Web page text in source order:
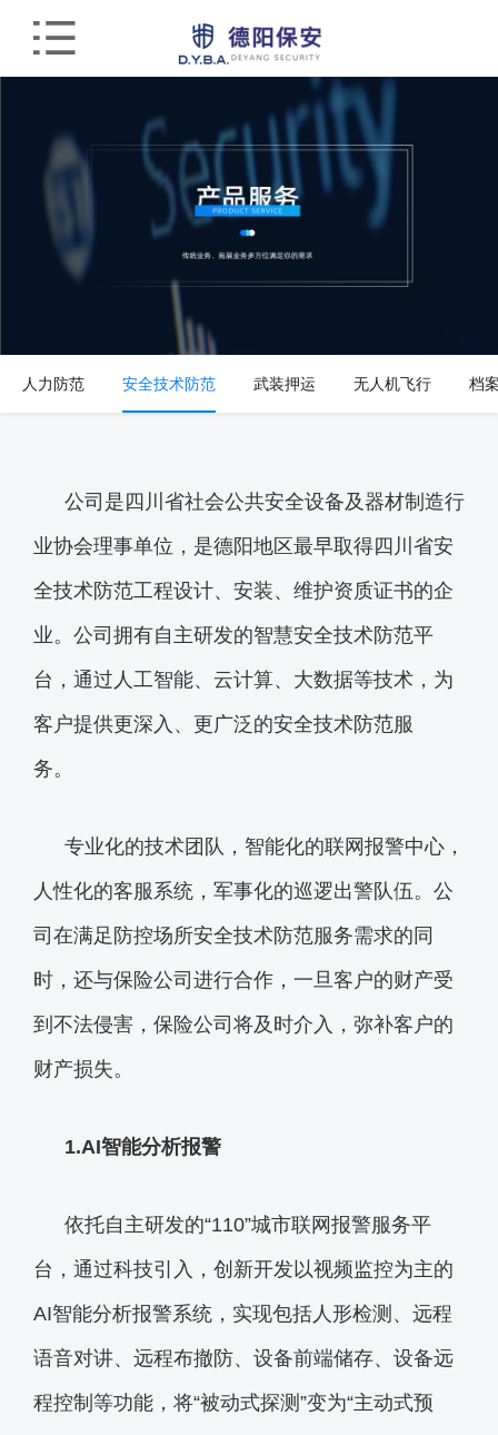
人力防范 安全技术防范 武装押运 无人机飞行 档
公司是四川省社会公共安全设备及器材制造行
业协会理事单位，是德阳地区最早取得四川省安
全技术防范工程设计、安装、维护资质证书的企
业。公司拥有自主研发的智慧安全技术防范平
台，通过人工智能、云计算、大数据等技术，为
客户提供更深入、更广泛的安全技术防范服
务。
专业化的技术团队，智能化的联网报警中心，
人性化的客服系统，军事化的巡逻出警队伍。公
司在满足防控场所安全技术防范服务需求的同
时，还与保险公司进行合作，一旦客户的财产受
到不法侵害，保险公司将及时介入，弥补客户的
财产损失。
1.AI智能分析报警
依托自主研发的“110”城市联网报警服务平
台，通过科技引入，创新开发以视频监控为主的
AI智能分析报警系统，实现包括人形检测、远程
语音对讲、远程布撤防、设备前端储存、设备远
程控制等功能，将“被动式探测”变为“主动式预